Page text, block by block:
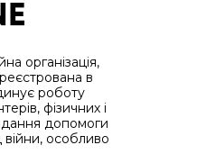
організація,
в
роботу
фізичних і
допомоги
особливо